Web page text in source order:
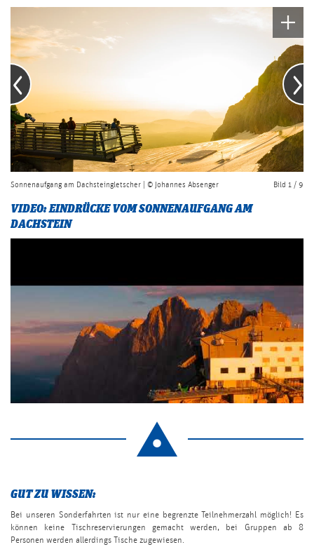
Bild 1 / 9
Sonnenaufgang am Dachsteingletscher | © Johannes Absenger
VIDEO: EINDRÜCKE VOM SONNENAUFGANG AM
DACHSTEIN
GUT ZU WISSEN:
Bei unseren Sonderfahrten ist nur eine begrenzte Teilnehmerzahl möglich! Es
können keine Tischreservierungen gemacht werden, bei Gruppen ab 8
Personen werden allerdings Tische zugewiesen.